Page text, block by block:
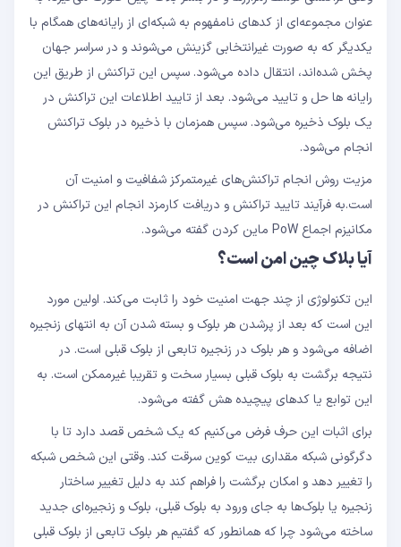
عنوان مجموعه‌ای از کدهای نامفهوم به شبکه‌ای از رایانه‌های همگام با
یکدیگر که به صورت غیرانتخابی گزینش می‌شوند و در سراسر جهان
پخش شده‌اند، انتقال داده می‌شود. سپس این تراکنش از طریق این
رایانه ها حل و تایید می‌شود. بعد از تایید اطلاعات این تراکنش در
یک بلوک ذخیره می‌شود. سپس همزمان با ذخیره در بلوک تراکنش
انجام می‌شود.
مزیت روش انجام تراکنش‌های غیرمتمرکز شفافیت و امنیت آن
است.به فرآیند تایید تراکنش و دریافت کارمزد انجام این تراکنش در
مکانیزم اجماع PoW ماین کردن گفته می‌شود.
آیا بلاک چین امن است؟
این تکنولوژی از چند جهت امنیت خود را ثابت می‌کند. اولین مورد
این است که بعد از پرشدن هر بلوک و بسته شدن آن به انتهای زنجیره
اضافه می‌شود و هر بلوک در زنجیره تابعی از بلوک قبلی است. در
نتیجه برگشت به بلوک قبلی بسیار سخت و تقریبا غیرممکن است. به
این توابع یا کدهای پیچیده هش گفته می‌شود.
برای اثبات این حرف فرض می‌کنیم که یک شخص قصد دارد تا با
دگرگونی شبکه مقداری بیت کوین سرقت کند. وقتی این شخص شبکه
را تغییر دهد و امکان برگشت را فراهم کند به دلیل تغییر ساختار
زنجیره یا بلوک‌ها به جای ورود به بلوک قبلی، بلوک و زنجیره‌ای جدید
ساخته می‌شود چرا که همانطور که گفتیم هر بلوک تابعی از بلوک قبلی